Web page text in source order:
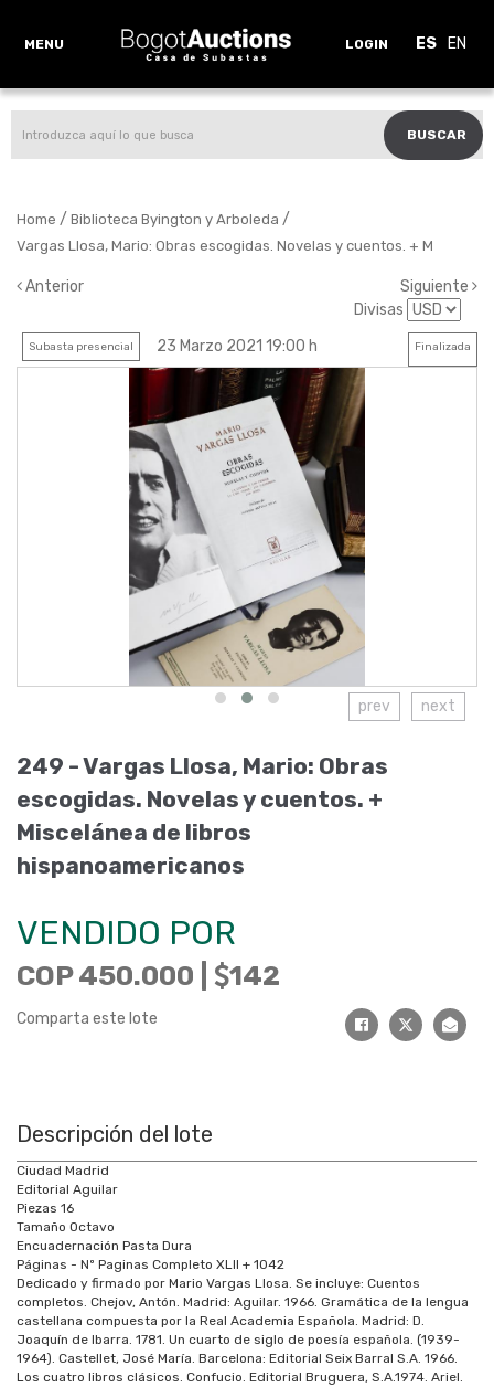
MENU LOGIN ES EN
BUSCAR
Home / Biblioteca Byington y Arboleda /
Vargas Llosa, Mario: Obras escogidas. Novelas y cuentos. + M
Anterior
Siguiente
Divisas
Subasta presencial 23 Marzo 2021 19:00 h Finalizada
prev next
249 - Vargas Llosa, Mario: Obras
escogidas. Novelas y cuentos. +
Miscelánea de libros
hispanoamericanos
VENDIDO POR
COP 450.000 | 142
Comparta este lote
Descripción del lote
Ciudad Madrid
Editorial Aguilar
Piezas 16
Tamaño Octavo
Encuadernación Pasta Dura
Páginas - Nº Paginas Completo XLII + 1042
Dedicado y firmado por Mario Vargas Llosa. Se incluye: Cuentos
completos. Chejov, Antón. Madrid: Aguilar. 1966. Gramática de la lengua
castellana compuesta por la Real Academia Española. Madrid: D.
Joaquín de Ibarra. 1781. Un cuarto de siglo de poesía española. (1939-
1964). Castellet, José María. Barcelona: Editorial Seix Barral S.A. 1966.
Los cuatro libros clásicos. Confucio. Editorial Bruguera, S.A.1974. Ariel.